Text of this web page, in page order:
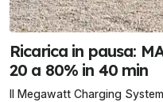
Ricarica in pausa:
20 a 80% in 40 min
Il Megawatt Charging